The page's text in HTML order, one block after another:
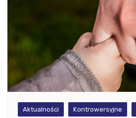
Aktualności Kontrowersyjne